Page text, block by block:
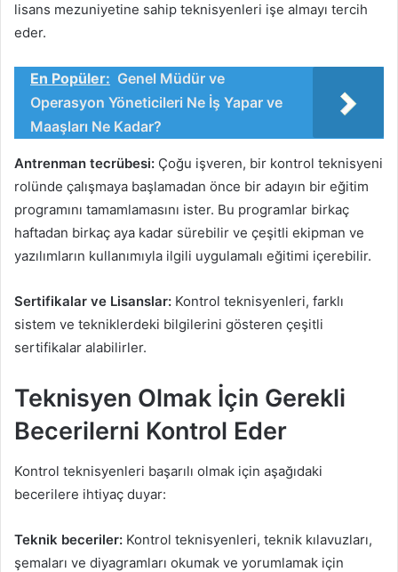
lisans mezuniyetine sahip teknisyenleri işe almayı tercih
eder.
En Popüler: Genel Müdür ve
Operasyon Yöneticileri Ne İş Yapar ve
Maaşları Ne Kadar?
Antrenman tecrübesi: Çoğu işveren, bir kontrol teknisyeni
rolünde çalışmaya başlamadan önce bir adayın bir eğitim
programını tamamlamasını ister. Bu programlar birkaç
haftadan birkaç aya kadar sürebilir ve çeşitli ekipman ve
yazılımların kullanımıyla ilgili uygulamalı eğitimi içerebilir.
Sertifikalar ve Lisanslar: Kontrol teknisyenleri, farklı
sistem ve tekniklerdeki bilgilerini gösteren çeşitli
sertifikalar alabilirler.
Teknisyen Olmak İçin Gerekli
Becerilerni Kontrol Eder
Kontrol teknisyenleri başarılı olmak için aşağıdaki
becerilere ihtiyaç duyar:
Teknik beceriler: Kontrol teknisyenleri, teknik kılavuzları,
şemaları ve diyagramları okumak ve yorumlamak için